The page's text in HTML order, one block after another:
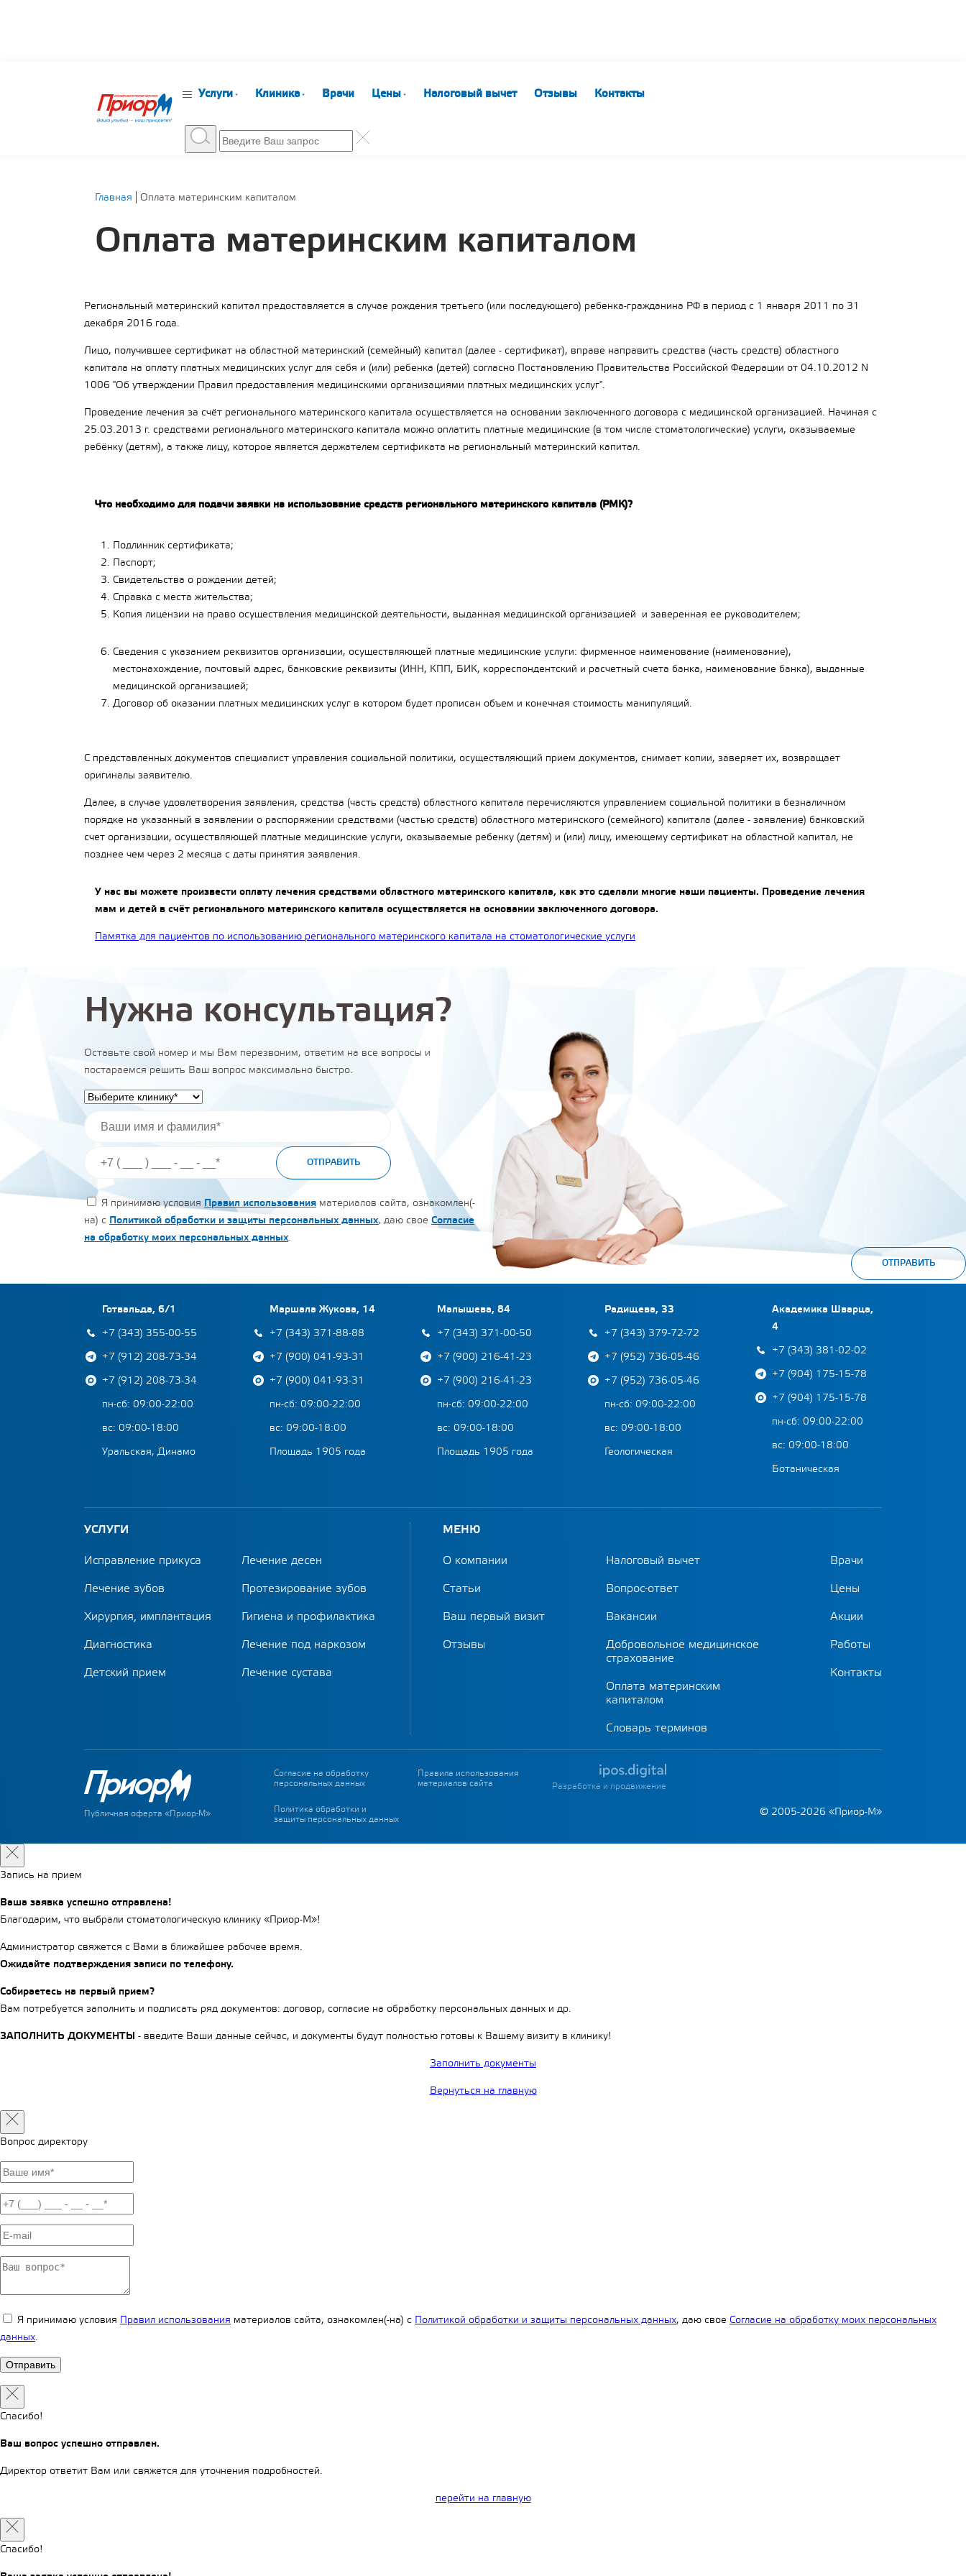
Услуги Клиника Врачи Цены Налоговый вычет Отзывы Контакты
Главная Оплата материнским капиталом
Оплата материнским капиталом
Региональный материнский капитал предоставляется в случае рождения третьего (или последующего) ребенка-гражданина РФ в период с 1 января 2011 по 31
декабря 2016 года.
Лицо, получившее сертификат на областной материнский (семейный) капитал (далее - сертификат), вправе направить средства (часть средств) областного
капитала на оплату платных медицинских услуг для себя и (или) ребенка (детей) согласно Постановлению Правительства Российской Федерации от 04.10.2012 N
1006 "Об утверждении Правил предоставления медицинскими организациями платных медицинских услуг".
Проведение лечения за счёт регионального материнского капитала осуществляется на основании заключенного договора с медицинской организацией. Начиная с
25.03.2013 г. средствами регионального материнского капитала можно оплатить платные медицинские (в том числе стоматологические) услуги, оказываемые
ребёнку (детям), а также лицу, которое является держателем сертификата на региональный материнский капитал.
Что необходимо для подачи заявки на использование средств регионального материнского капитала (РМК)?
Подлинник сертификата;
Паспорт;
Свидетельства о рождении детей;
Справка с места жительства;
Копия лицензии на право осуществления медицинской деятельности, выданная медицинской организацией и заверенная ее руководителем;
Сведения с указанием реквизитов организации, осуществляющей платные медицинские услуги: фирменное наименование (наименование),
местонахождение, почтовый адрес, банковские реквизиты (ИНН, КПП, БИК, корреспондентский и расчетный счета банка, наименование банка), выданные
медицинской организацией;
Договор об оказании платных медицинских услуг в котором будет прописан объем и конечная стоимость манипуляций.
С представленных документов специалист управления социальной политики, осуществляющий прием документов, снимает копии, заверяет их, возвращает
оригиналы заявителю.
Далее, в случае удовлетворения заявления, средства (часть средств) областного капитала перечисляются управлением социальной политики в безналичном
порядке на указанный в заявлении о распоряжении средствами (частью средств) областного материнского (семейного) капитала (далее - заявление) банковский
счет организации, осуществляющей платные медицинские услуги, оказываемые ребенку (детям) и (или) лицу, имеющему сертификат на областной капитал, не
позднее чем через 2 месяца с даты принятия заявления.
У нас вы можете произвести оплату лечения средствами областного материнского капитала, как это сделали многие наши пациенты. Проведение лечения
мам и детей в счёт регионального материнского капитала осуществляется на основании заключенного договора.
Памятка для пациентов по использованию регионального материнского капитала на стоматологические услуги
Нужна консультация?
Оставьте свой номер и мы Вам перезвоним, ответим на все вопросы и
постараемся решить Ваш вопрос максимально быстро.
ОТПРАВИТЬ
Я принимаю условия Правил использования материалов сайта, ознакомлен(-
на) с Политикой обработки и защиты персональных данных, даю свое Согласие
на обработку моих персональных данных.
ОТПРАВИТЬ
Готвальда, 6/1
+7 (343) 355-00-55
+7 (912) 208-73-34
+7 (912) 208-73-34
пн-сб: 09:00-22:00
вс: 09:00-18:00
Уральская, Динамо
Маршала Жукова, 14
+7 (343) 371-88-88
+7 (900) 041-93-31
+7 (900) 041-93-31
пн-сб: 09:00-22:00
вс: 09:00-18:00
Площадь 1905 года
Малышева, 84
+7 (343) 371-00-50
+7 (900) 216-41-23
+7 (900) 216-41-23
пн-сб: 09:00-22:00
вс: 09:00-18:00
Площадь 1905 года
Радищева, 33
+7 (343) 379-72-72
+7 (952) 736-05-46
+7 (952) 736-05-46
пн-сб: 09:00-22:00
вс: 09:00-18:00
Геологическая
Академика Шварца,
4
+7 (343) 381-02-02
+7 (904) 175-15-78
+7 (904) 175-15-78
пн-сб: 09:00-22:00
вс: 09:00-18:00
Ботаническая
УСЛУГИ
Исправление прикуса
Лечение зубов
Хирургия, имплантация
Диагностика
Детский прием
Лечение десен
Протезирование зубов
Гигиена и профилактика
Лечение под наркозом
Лечение сустава
МЕНЮ
О компании
Статьи
Ваш первый визит
Отзывы
Налоговый вычет
Вопрос-ответ
Вакансии
Добровольное медицинское
страхование
Оплата материнским
капиталом
Словарь терминов
Врачи
Цены
Акции
Работы
Контакты
Публичная оферта «Приор-М»
Согласие на обработку
персональных данных
Правила использования
материалов сайта
Политика обработки и
защиты персональных данных
Разработка и продвижение
© 2005-2026 «Приор-М»
Запись на прием
Ваша заявка успешно отправлена!
Благодарим, что выбрали стоматологическую клинику «Приор-М»!
Администратор свяжется с Вами в ближайшее рабочее время.
Ожидайте подтверждения записи по телефону.
Собираетесь на первый прием?
Вам потребуется заполнить и подписать ряд документов: договор, согласие на обработку персональных данных и др.
ЗАПОЛНИТЬ ДОКУМЕНТЫ - введите Ваши данные сейчас, и документы будут полностью готовы к Вашему визиту в клинику!
Заполнить документы
Вернуться на главную
Вопрос директору
Я принимаю условия Правил использования материалов сайта, ознакомлен(-на) с Политикой обработки и защиты персональных данных, даю свое Согласие на обработку моих персональных
данных.
Спасибо!
Ваш вопрос успешно отправлен.
Директор ответит Вам или свяжется для уточнения подробностей.
перейти на главную
Спасибо!